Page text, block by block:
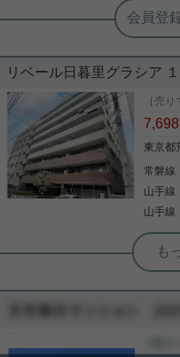
リベール日暮里グラシア
［売
7,698
東京都
常磐線
山手線
山手線
根津駅前センター（実用根津
ッフ小西
約３
会員限定